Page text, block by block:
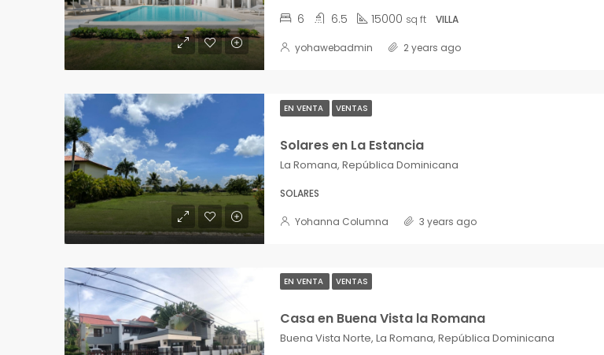
6 6.5 15000 sq ft VILLA
yohawebadmin 2 years ago
EN VENTA VENTAS
Solares en La Estancia
La Romana, República Dominicana
SOLARES
Yohanna Columna 3 years ago
EN VENTA VENTAS
Casa en Buena Vista la Romana
Buena Vista Norte, La Romana, República Dominicana